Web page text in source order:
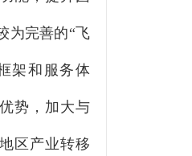
为完善的“飞
架和服务体
势，加大与
区产业转移